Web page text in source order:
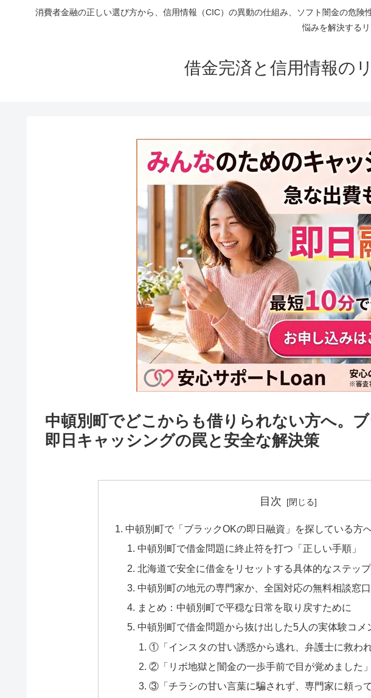
消費者金融の正しい選び方から、信用情報（CIC）の異動の仕組み、ソフト闇金の危
悩みを解決する
借金完済と信用情報の
中頓別町でどこからも借りられない方へ。
即日キャッシングの罠と安全な解決策
目次
中頓別町で「ブラックOKの即日融資」を探している方
中頓別町で借金問題に終止符を打つ「正しい手順」
北海道で安全に借金をリセットする具体的なステップ
中頓別町の地元の専門家か、全国対応の無料相談窓
まとめ：中頓別町で平穏な日常を取り戻すために
中頓別町で借金問題から抜け出した5人の実体験コメ
①「インスタの甘い誘惑から逃れ、弁護士に救われ
②「リボ地獄と闇金の一歩手前で目が覚めました」
③「チラシの甘い言葉に騙されず、専門家に頼って